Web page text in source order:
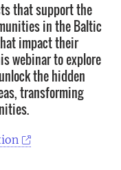
that support the
in the Baltic
impact their
webinar to explore
the hidden
transforming